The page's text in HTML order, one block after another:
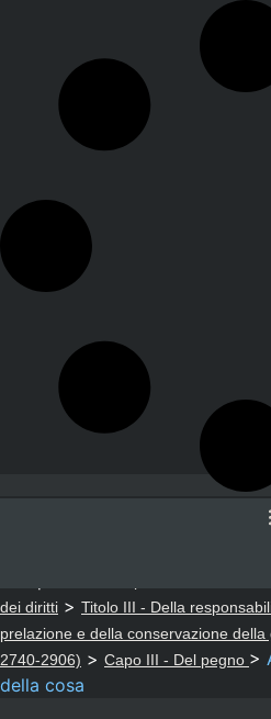
dei diritti > Titolo III - Della
prelazione e della conservazione
2740-2906) > Capo III - Del pegno >
della cosa